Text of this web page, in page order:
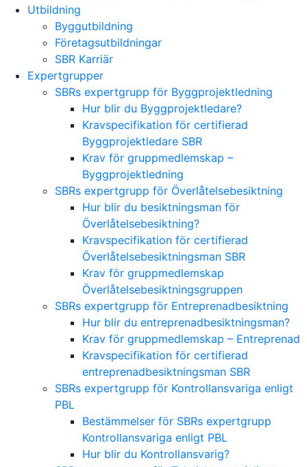
Utbildning
Byggutbildning
Företagsutbildningar
SBR Karriär
Expertgrupper
SBRs expertgrupp för Byggprojektledning
Hur blir du Byggprojektledare?
Kravspecifikation för certifierad
Byggprojektledare SBR
Krav för gruppmedlemskap –
Byggprojektledning
SBRs expertgrupp för Överlåtelsebesiktning
Hur blir du besiktningsman för
Överlåtelsebesiktning?
Kravspecifikation för certifierad
Överlåtelsebesiktningsman SBR
Krav för gruppmedlemskap
Överlåtelsebesiktningsgruppen
SBRs expertgrupp för Entreprenadbesiktning
Hur blir du entreprenadbesiktningsman?
Krav för gruppmedlemskap – Entreprenad
Kravspecifikation för certifierad
entreprenadbesiktningsman SBR
SBRs expertgrupp för Kontrollansvariga enligt
PBL
Bestämmelser för SBRs expertgrupp
Kontrollansvariga enligt PBL
Hur blir du Kontrollansvarig?